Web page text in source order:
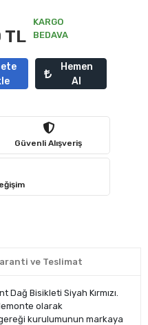
TL
KARGO
BEDAVA
Hemen
Al
Güvenli Alışveriş
ve Teslimat
Bisikleti Siyah Kırmızı.
olarak
kurulumunun markaya